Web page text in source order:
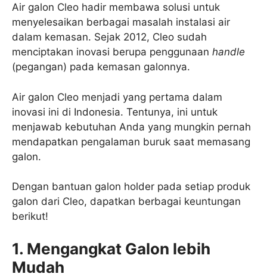
Air galon Cleo hadir membawa solusi untuk
menyelesaikan berbagai masalah instalasi air
dalam kemasan. Sejak 2012, Cleo sudah
menciptakan inovasi berupa penggunaan handle
(pegangan) pada kemasan galonnya.
Air galon Cleo menjadi yang pertama dalam
inovasi ini di Indonesia. Tentunya, ini untuk
menjawab kebutuhan Anda yang mungkin pernah
mendapatkan pengalaman buruk saat memasang
galon.
Dengan bantuan galon holder pada setiap produk
galon dari Cleo, dapatkan berbagai keuntungan
berikut!
1. Mengangkat Galon lebih
Mudah